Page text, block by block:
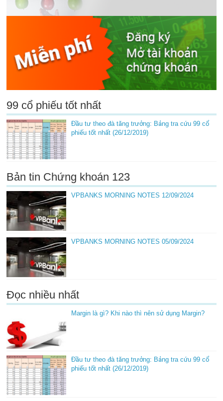
99 cổ phiếu tốt nhất
Đầu tư theo đà tăng trưởng: Bảng tra cứu 99 cổ
phiếu tốt nhất (26/12/2019)
Bản tin Chứng khoán 123
VPBANKS MORNING NOTES 12/09/2024
VPBANKS MORNING NOTES 05/09/2024
Đọc nhiều nhất
Margin là gì? Khi nào thì nên sử dụng Margin?
Đầu tư theo đà tăng trưởng: Bảng tra cứu 99 cổ
phiếu tốt nhất (26/12/2019)